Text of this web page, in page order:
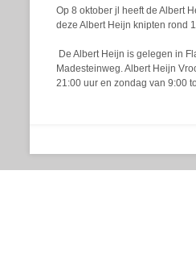
Op 8 oktober jl heeft de Albert
deze Albert Heijn knipten rond
De Albert Heijn is gelegen in
Madesteinweg. Albert Heijn
21:00 uur en zondag van 9:00